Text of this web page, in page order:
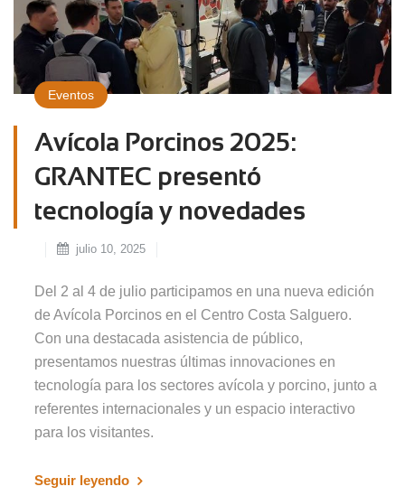
Eventos
Avícola Porcinos 2025:
GRANTEC presentó
tecnología y novedades
julio 10, 2025
Del 2 al 4 de julio participamos en una nueva edición
de Avícola Porcinos en el Centro Costa Salguero.
Con una destacada asistencia de público,
presentamos nuestras últimas innovaciones en
tecnología para los sectores avícola y porcino, junto a
referentes internacionales y un espacio interactivo
para los visitantes.
Seguir leyendo